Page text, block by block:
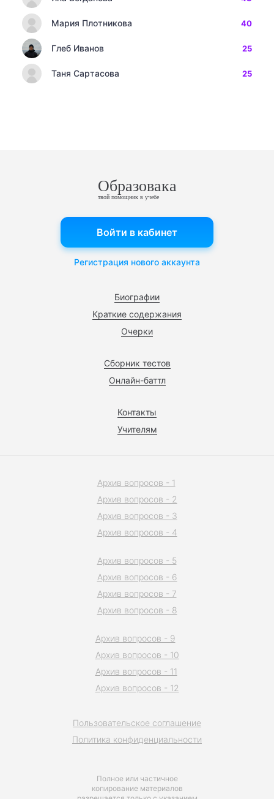
Мария Плотникова 40
Глеб Иванов 25
Таня Сартасова 25
Образовака
твой помощник в учебе
Биографии
Краткие содержания
Очерки
Сборник тестов
Онлайн-баттл
Контакты
Учителям
Войти в кабинет
Регистрация нового аккаунта
Полное или частичное
копирование материалов
Пользовательское соглашение
Политика конфиденциальности
Архив вопросов - 1
Архив вопросов - 2
Архив вопросов - 3
Архив вопросов - 4
Архив вопросов - 5
Архив вопросов - 6
Архив вопросов - 7
Архив вопросов - 8
Архив вопросов - 9
Архив вопросов - 10
Архив вопросов - 11
Архив вопросов - 12